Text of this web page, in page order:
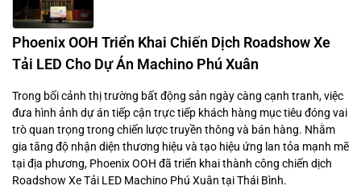
Phoenix OOH Triển Khai Chiến Dịch Roadshow Xe
Tải LED Cho Dự Án Machino Phú Xuân
Trong bối cảnh thị trường bất động sản ngày càng cạnh tranh, việc
đưa hình ảnh dự án tiếp cận trực tiếp khách hàng mục tiêu đóng vai
trò quan trọng trong chiến lược truyền thông và bán hàng. Nhằm
gia tăng độ nhận diện thương hiệu và tạo hiệu ứng lan tỏa mạnh mẽ
tại địa phương, Phoenix OOH đã triển khai thành công chiến dịch
Roadshow Xe Tải LED Machino Phú Xuân tại Thái Bình.